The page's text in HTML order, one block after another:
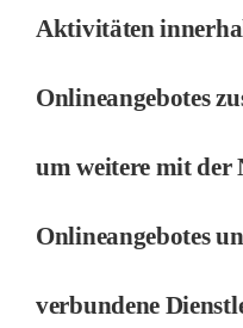
Aktivitäten
Onlineangebotes
um weitere mit der
Onlineangebotes
verbundene